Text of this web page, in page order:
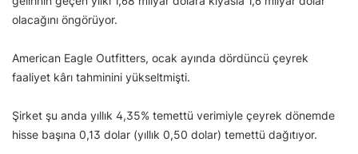
olacağını öngörüyor.
American Eagle Outfitters, ocak ayında dördüncü çeyrek
faaliyet kârı tahminini yükseltmişti.
Şirket şu anda yıllık 4,35% temettü verimiyle çeyrek dönemde
hisse başına 0,13 dolar (yıllık 0,50 dolar) temettü dağıtıyor.